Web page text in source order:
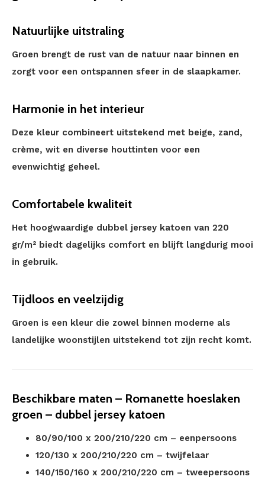
Natuurlijke uitstraling
Groen brengt de rust van de natuur naar binnen en
zorgt voor een ontspannen sfeer in de slaapkamer.
Harmonie in het interieur
Deze kleur combineert uitstekend met beige, zand,
crème, wit en diverse houttinten voor een
evenwichtig geheel.
Comfortabele kwaliteit
Het hoogwaardige dubbel jersey katoen van 220
gr/m² biedt dagelijks comfort en blijft langdurig mooi
in gebruik.
Tijdloos en veelzijdig
Groen is een kleur die zowel binnen moderne als
landelijke woonstijlen uitstekend tot zijn recht komt.
Beschikbare maten – Romanette hoeslaken
groen – dubbel jersey katoen
80/90/100 x 200/210/220 cm – eenpersoons
120/130 x 200/210/220 cm – twijfelaar
140/150/160 x 200/210/220 cm – tweepersoons